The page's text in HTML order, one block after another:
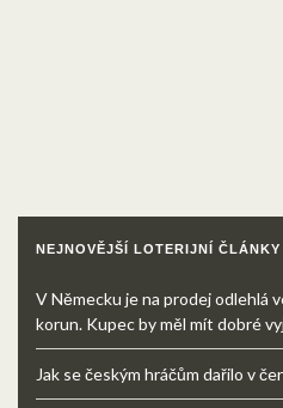
NEJNOVĚJŠÍ LOTERIJNÍ ČLÁNKY
V Německu je na prodej odlehlá
korun. Kupec by měl mít dobré
Jak se českým hráčům dařilo v